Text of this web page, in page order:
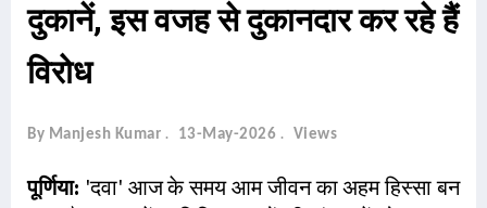
दुकानें, इस वजह से दुकानदार कर रहे हैं
विरोध
By Manjesh Kumar 13-May-2026 Views
पूर्णिया: 'दवा' आज के समय आम जीवन का अहम हिस्सा बन